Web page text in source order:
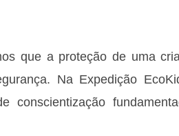
que a proteção de uma
Na Expedição
conscientização